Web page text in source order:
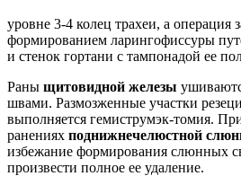
уровне 3-4 колец трахеи, а операция
формированием ларингофиссуры
и стенок гортани с тампонадой ее
Раны щитовидной железы
швами. Размозженные участки
выполняется гемиструмэк-томия.
ранениях поднижнечелюстной
избежание формирования слюнных
произвести полное ее удаление.